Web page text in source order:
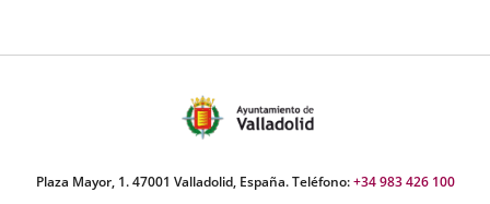
Plaza Mayor, 1. 47001 Valladolid, España. Teléfono:+34 983 426 100